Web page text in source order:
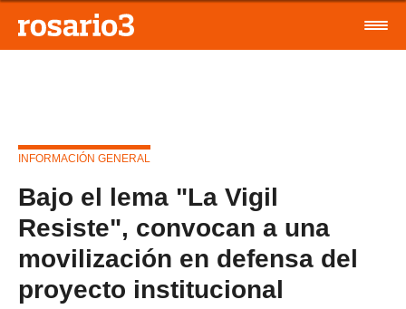
INFORMACIÓN GENERAL
Bajo el lema "La Vigil
Resiste", convocan a una
movilización en defensa del
proyecto institucional